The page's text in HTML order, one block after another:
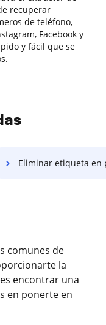
recuperar
de teléfono,
Facebook y
y fácil que se
Eliminar etiqueta en
comunes de
la
encontrar una
en ponerte en